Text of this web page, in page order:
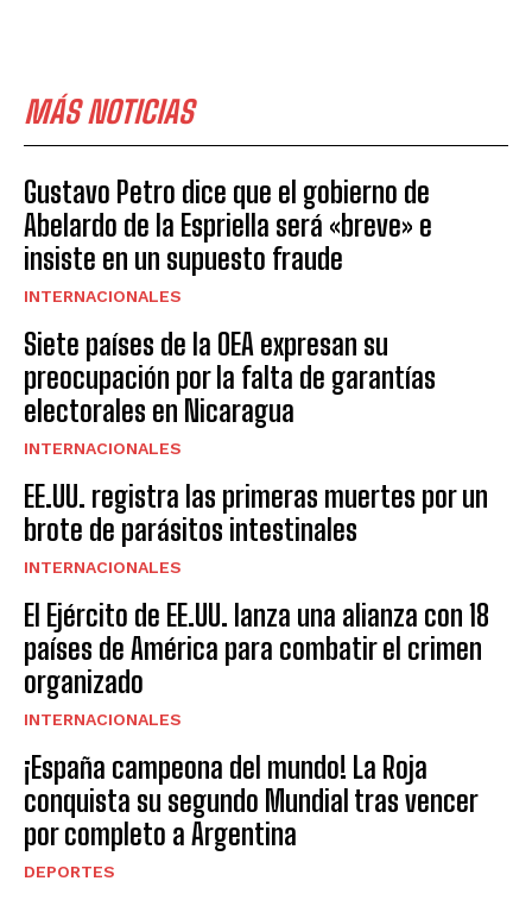
MÁS NOTICIAS
Gustavo Petro dice que el gobierno de
Abelardo de la Espriella será «breve» e
insiste en un supuesto fraude
INTERNACIONALES
Siete países de la OEA expresan su
preocupación por la falta de garantías
electorales en Nicaragua
INTERNACIONALES
EE.UU. registra las primeras muertes por un
brote de parásitos intestinales
INTERNACIONALES
El Ejército de EE.UU. lanza una alianza con 18
países de América para combatir el crimen
organizado
INTERNACIONALES
¡España campeona del mundo! La Roja
conquista su segundo Mundial tras vencer
por completo a Argentina
DEPORTES